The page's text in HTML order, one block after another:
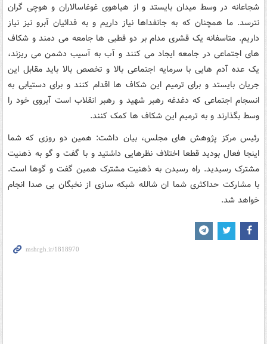
شجاعانه در وسط میدان بایستد و از هیاهوی غوغاسالاران و هوچی گران
نترسد. ما همچنان که به جانفداها نیاز داریم و به فدائیان آبرو نیز نیاز
داریم. متاسفانه یک قشری مدام بر دو قطبی ها جامعه می دمند و شکاف
های اجتماعی در جامعه ایجاد می کنند و آب به آسیب دشمن می ریزند،
یک عده آدم هایی با سرمایه اجتماعی بالا و تخصص بالا باید مقابل این
جریان بایستد و برای ترمیم این شکاف ها اقدام کنند و برای دستیابی به
انسجام اجتماعی که دغدغه رهبر شهید و رهبر انقلاب است آبروی خود را
وسط بگذارند و به ترمیم این شکاف ها کمک کنند.
رئیس مرکز پژوهش های مجلس، بیان داشت: همین دو روزی که شما
اینجا فعال بودید قطعا اختلاف نظرهایی داشتید و با گفت و گو به ذهنیت
مشترک رسیدید. راه رسیدن به ذهنیت مشترک همین گفت و گوها است.
با مشارکت حداکثری شما ان شالله شبکه سازی از نخبگان بی صدا انجام
خواهد شد.